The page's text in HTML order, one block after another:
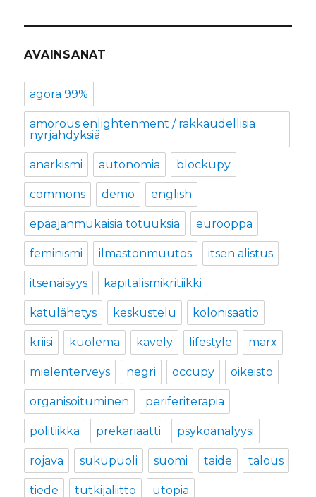
AVAINSANAT
agora 99%
amorous enlightenment / rakkaudellisia
nyrjähdyksiä
anarkismi autonomia blockupy
commons demo english
epäajanmukaisia totuuksia eurooppa
feminismi ilmastonmuutos itsen alistus
itsenäisyys kapitalismikritiikki
katulähetys keskustelu kolonisaatio
kriisi kuolema kävely lifestyle marx
mielenterveys negri occupy oikeisto
organisoituminen periferiterapia
politiikka prekariaatti psykoanalyysi
rojava sukupuoli suomi taide talous
tiede tutkijaliitto utopia